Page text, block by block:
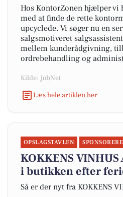
Hos KontorZonen hjælper vi
med at finde de rette
upcyclede. Vi søger nu en
salgsmotiveret
mellem kunderådgivning,
ordrebehandling og
Kilde: JobNet
Læs hele artiklen her
OPSLAGSTAVLEN
KOKKENS
i butikken efter
Så er der nyt fra KOKKENS